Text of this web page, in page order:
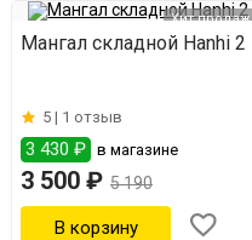
Хит продаж
Мангал складной Hanhi 2
5 | 1 отзыв
3 430 ₽ в магазине
3 500 ₽ 5 190